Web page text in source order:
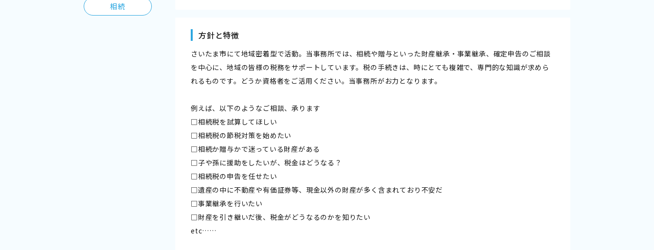
相続
方針と特徴
さいたま市にて地域密着型で活動。当事務所では、相続や贈与といった財産継承・事業継承、確定申告のご相談
を中心に、地域の皆様の税務をサポートしています。税の手続きは、時にとても複雑で、専門的な知識が求めら
れるものです。どうか資格者をご活用ください。当事務所がお力となります。
例えば、以下のようなご相談、承ります
□相続税を試算してほしい
□相続税の節税対策を始めたい
□相続か贈与かで迷っている財産がある
□子や孫に援助をしたいが、税金はどうなる？
□相続税の申告を任せたい
□遺産の中に不動産や有価証券等、現金以外の財産が多く含まれており不安だ
□事業継承を行いたい
□財産を引き継いだ後、税金がどうなるのかを知りたい
etc……